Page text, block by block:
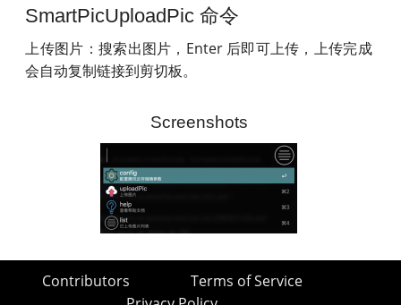
SmartPicUploadPic 命令
上传图片：搜索出图片，Enter 后即可上传，上传完成
会自动复制链接到剪切板。
Screenshots
Contributors
Terms of Service